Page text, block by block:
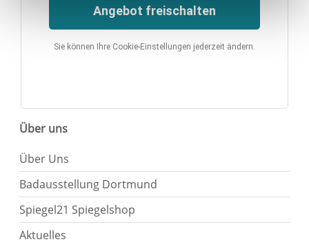
unter "Cookies" Ihre getroffene Auswahl anpassen. Durch
den Widerruf der Einwilligung wird die vorherige
Verarbeitung nicht berührt.
Angebot freischalten
Sie können Ihre Cookie-Einstellungen jederzeit ändern.
Über uns
Über Uns
Badausstellung Dortmund
Spiegel21 Spiegelshop
Aktuelles